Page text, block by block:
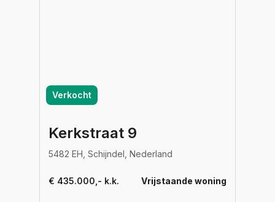
Verkocht
Kerkstraat 9
5482 EH, Schijndel, Nederland
€ 435.000,- k.k. Vrijstaande woning